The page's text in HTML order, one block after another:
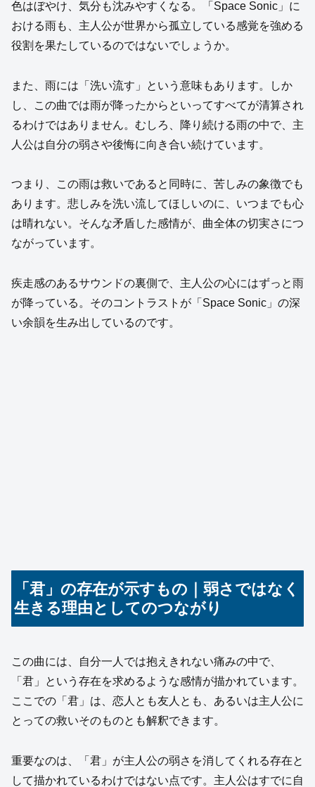
色はぼやけ、気分も沈みやすくなる。「Space Sonic」に
おける雨も、主人公が世界から孤立している感覚を強める
役割を果たしているのではないでしょうか。
また、雨には「洗い流す」という意味もあります。しか
し、この曲では雨が降ったからといってすべてが清算され
るわけではありません。むしろ、降り続ける雨の中で、主
人公は自分の弱さや後悔に向き合い続けています。
つまり、この雨は救いであると同時に、苦しみの象徴でも
あります。悲しみを洗い流してほしいのに、いつまでも心
は晴れない。そんな矛盾した感情が、曲全体の切実さにつ
ながっています。
疾走感のあるサウンドの裏側で、主人公の心にはずっと雨
が降っている。そのコントラストが「Space Sonic」の深
い余韻を生み出しているのです。
「君」の存在が示すもの｜弱さではなく
生きる理由としてのつながり
この曲には、自分一人では抱えきれない痛みの中で、
「君」という存在を求めるような感情が描かれています。
ここでの「君」は、恋人とも友人とも、あるいは主人公に
とっての救いそのものとも解釈できます。
重要なのは、「君」が主人公の弱さを消してくれる存在と
して描かれているわけではない点です。主人公はすでに自